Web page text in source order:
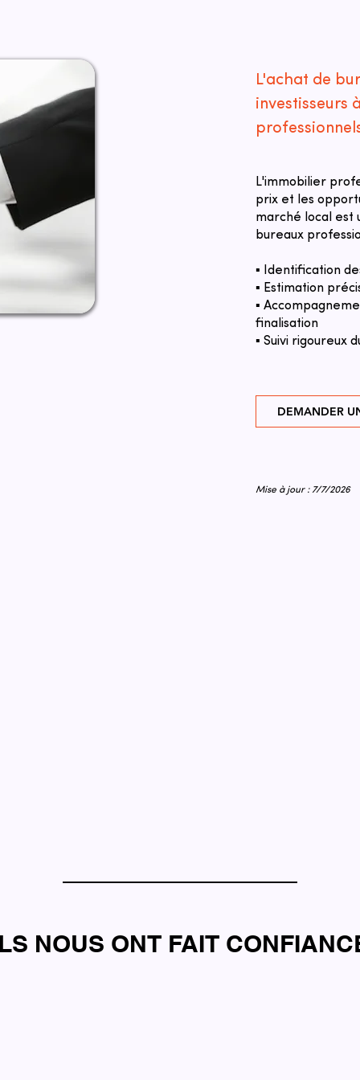
L'achat de
investisseurs
L'immobilier
prix et les
marché local est
bureaux
▪ Identification
▪ Estimation
▪
finalisation
▪ Suivi rigoureux
DEMANDER
Mise à jour : 7/7/2026
NOUS ONT FAIT